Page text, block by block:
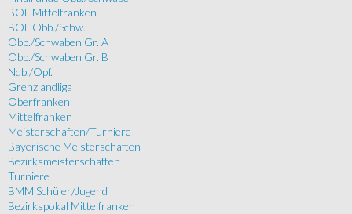
BOL Mittelfranken
BOL Obb./Schw.
Obb./Schwaben Gr. A
Obb./Schwaben Gr. B
Ndb./Opf.
Grenzlandliga
Oberfranken
Mittelfranken
Meisterschaften/Turniere
Bayerische Meisterschaften
Bezirksmeisterschaften
Turniere
BMM Schüler/Jugend
Bezirkspokal Mittelfranken